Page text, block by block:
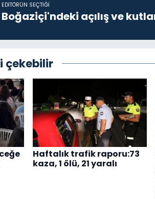
EDITÖRÜN SEÇTIĞI
Boğaziçi'ndeki açılış ve
çekebilir
Haftalık trafik raporu:73
kaza, 1 ölü, 21 yaralı